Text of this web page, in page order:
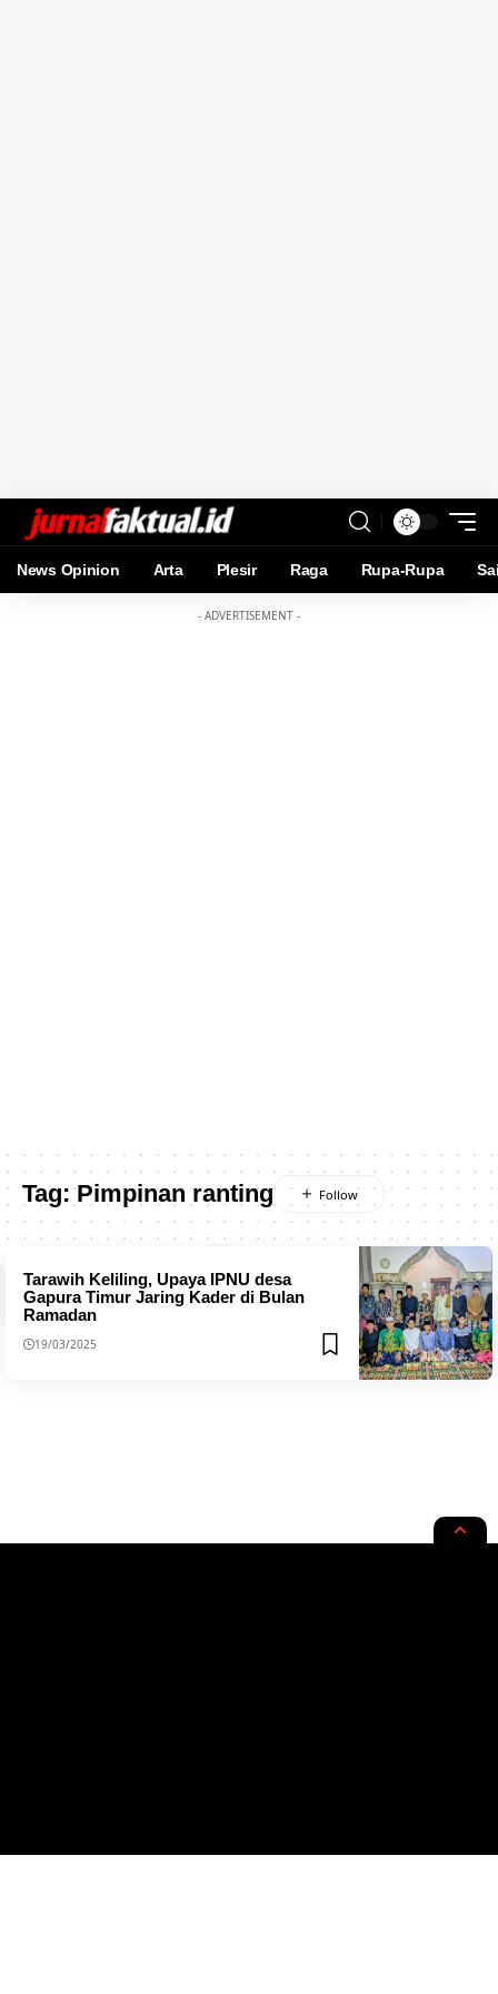
News Opinion Arta Plesir Raga Rupa-Rupa
- ADVERTISEMENT -
Tag:Pimpinan ranting
Tarawih Keliling, Upaya IPNU desa
Gapura Timur Jaring Kader di Bulan
Ramadan
19/03/2025